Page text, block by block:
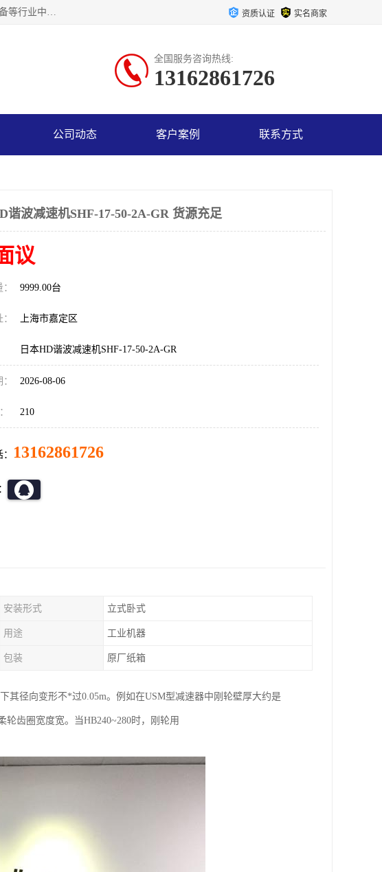
上海浜田实业有限公司专业致力于传动控制行业。面向工业机器人、半导体、机床、船舶、点胶、印刷、精密电子设备等行业中的运动控制技术。为日本哈默纳科（HarmonicDrive简称HD）中国地区定代理商，其生产的HarmonicDrive谐波减速机，具有轻量、小型、传动效率高、减速范围广、精度高等特点，被广泛应用于各种传动系统中。完善的技术，完善的售后，让您的选择无后顾之忧，欢迎您的来电洽谈！ 资质认证 实名商家
全国服务咨询热线:
13162861726
公司动态 客户案例 联系方式
谐波减速机SHF-17-50-2A-GR 货源充足
议
9999.00台
上海市嘉定区
日本HD谐波减速机SHF-17-50-2A-GR
2026-08-06
210
13162861726
安装形式 立式卧式
用途 工业机器
包装 原厂纸箱
其径向变形不*过0.05m。例如在USM型减速器中刚轮壁厚大约是
齿圈宽度宽。当HB240~280时，刚轮用